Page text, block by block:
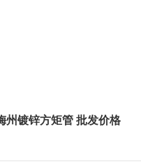
州镀锌方矩管 批发价格